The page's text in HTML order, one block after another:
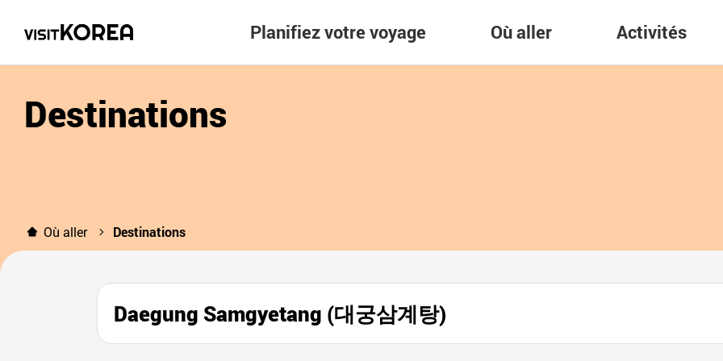
Planifiez votre voyage Où aller Activités
Destinations
Où aller Destinations
Daegung Samgyetang (대궁삼계탕)